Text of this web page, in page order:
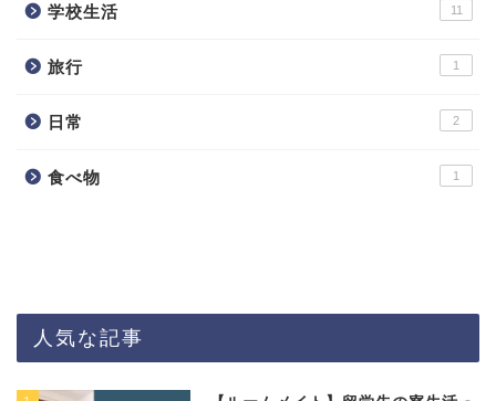
学校生活 11
旅行 1
日常 2
食べ物 1
人気な記事